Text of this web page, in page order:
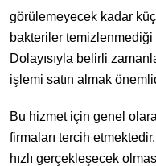
görülemeyecek kadar
bakteriler
Dolayısıyla belirli
işlemi satın almak
Bu hizmet için genel
firmaları tercih
hızlı gerçekleşecek